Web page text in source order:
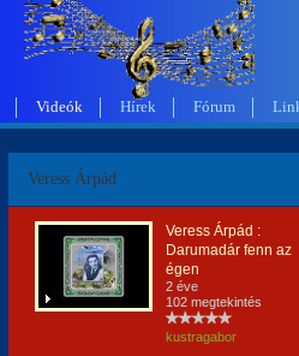
Videók Hírek Fórum
Veress Árpád
Veress Árpád :
Darumadár fenn az
égen
2 éve
102 megtekintés
kustragabor